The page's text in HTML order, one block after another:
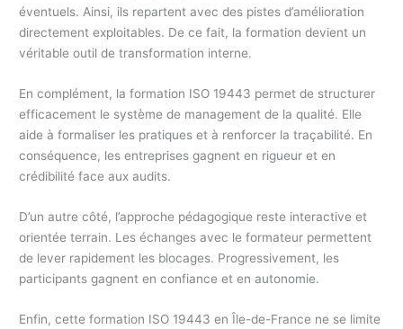
éventuels. Ainsi, ils repartent avec des pistes d’amélioration
directement exploitables. De ce fait, la formation devient un
véritable outil de transformation interne.
En complément, la formation ISO 19443 permet de structurer
efficacement le système de management de la qualité. Elle
aide à formaliser les pratiques et à renforcer la traçabilité. En
conséquence, les entreprises gagnent en rigueur et en
crédibilité face aux audits.
D’un autre côté, l’approche pédagogique reste interactive et
orientée terrain. Les échanges avec le formateur permettent
de lever rapidement les blocages. Progressivement, les
participants gagnent en confiance et en autonomie.
Enfin, cette formation ISO 19443 en Île-de-France ne se limite